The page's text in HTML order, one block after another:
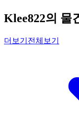
Klee822의 물
더보기 전체보기